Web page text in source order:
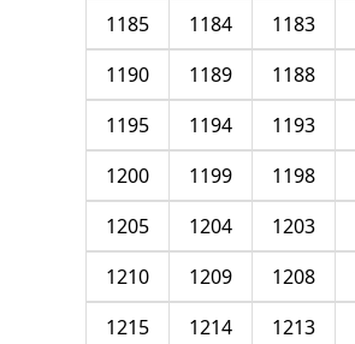
1183
1184
1185
1188
1189
1190
1193
1194
1195
1198
1199
1200
1203
1204
1205
1208
1209
1210
1213
1214
1215